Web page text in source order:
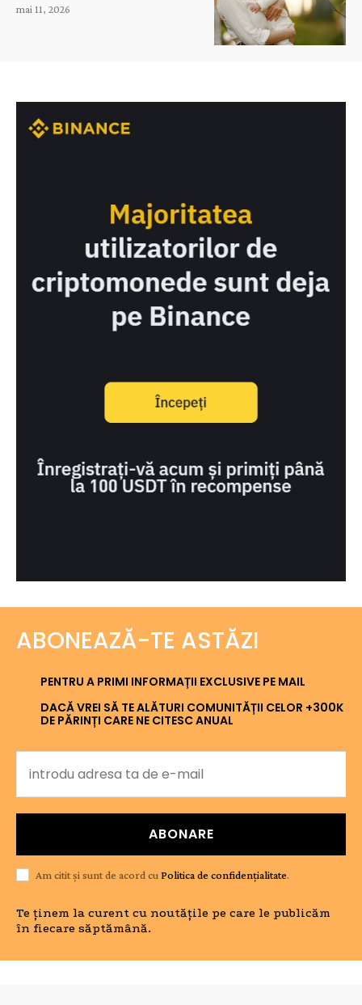
mai 11, 2026
ABONEAZĂ-TE ASTĂZI
PENTRU A PRIMI INFORMAȚII EXCLUSIVE PE MAIL
DACĂ VREI SĂ TE ALĂTURI COMUNITĂȚII CELOR +300K
DE PĂRINȚI CARE NE CITESC ANUAL
ABONARE
Am citit și sunt de acord cu Politica de confidențialitate.
Te ținem la curent cu noutățile pe care le publicăm
în fiecare săptămână.